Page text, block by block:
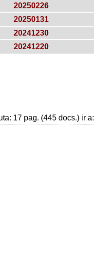
20250226
20250131
20241230
20241220
17 pag. (445 docs.) ir a: